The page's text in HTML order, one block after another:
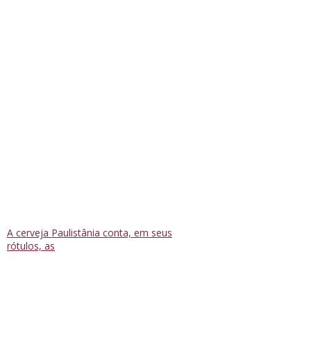
A cerveja Paulistânia conta, em seus
rótulos, as